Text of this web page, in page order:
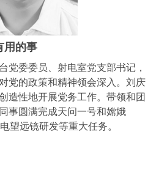
的事
党委委员、射电室党支部书记，
党的政策和精神领会深入。刘庆
造性地开展党务工作。带领和团
事圆满完成天问一号和嫦娥
望远镜研发等重大任务。